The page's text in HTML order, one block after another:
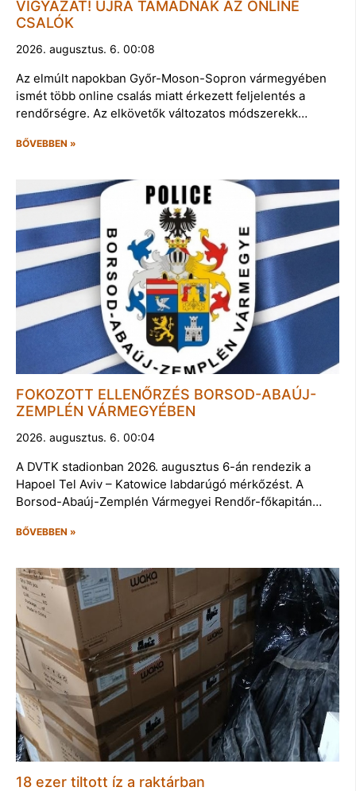
VIGYÁZAT! ÚJRA TÁMADNAK AZ ONLINE
CSALÓK
2026. augusztus. 6. 00:08
Az elmúlt napokban Győr-Moson-Sopron vármegyében
ismét több online csalás miatt érkezett feljelentés a
rendőrségre. Az elkövetők változatos módszerekk…
BŐVEBBEN »
FOKOZOTT ELLENŐRZÉS BORSOD-ABAÚJ-
ZEMPLÉN VÁRMEGYÉBEN
2026. augusztus. 6. 00:04
A DVTK stadionban 2026. augusztus 6-án rendezik a
Hapoel Tel Aviv – Katowice labdarúgó mérkőzést. A
Borsod-Abaúj-Zemplén Vármegyei Rendőr-főkapitán…
BŐVEBBEN »
18 ezer tiltott íz a raktárban